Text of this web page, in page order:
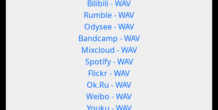
Bilibili - WAV
Rumble - WAV
Odysee - WAV
Bandcamp - WAV
Mixcloud - WAV
Spotify - WAV
Flickr - WAV
Ok.Ru - WAV
Weibo - WAV